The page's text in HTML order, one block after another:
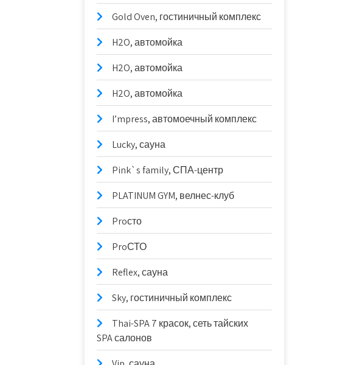
Gold Oven, гостиничный комплекс
H2O, автомойка
H2O, автомойка
H2O, автомойка
I’mpress, автомоечный комплекс
Lucky, сауна
Pink`s family, СПА-центр
PLATINUM GYM, велнес-клуб
Proсто
ProСТО
Reflex, сауна
Sky, гостиничный комплекс
Thai-SPA 7 красок, сеть тайских
SPA салонов